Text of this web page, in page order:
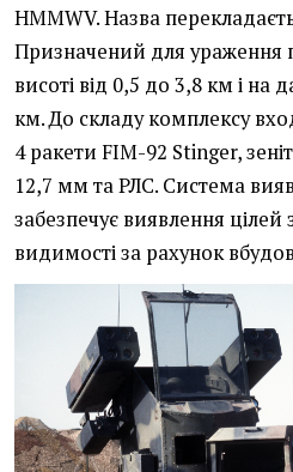
HMMWV. Назва
Призначений для ураження
висоті від 0,5 до 3,8 км і на
км. До складу комплексу
4 ракети FIM-92 Stinger,
12,7 мм та РЛС. Система
забезпечує виявлення
видимості за рахунок